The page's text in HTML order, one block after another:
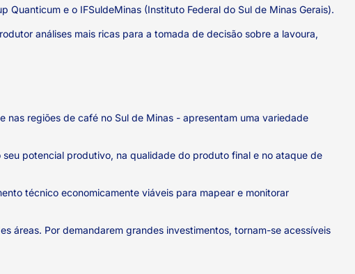
e o IFSuldeMinas (Instituto Federal do Sul de Minas Gerais).
análises mais ricas para a tomada de decisão sobre a lavoura,
regiões de café no Sul de Minas - apresentam uma variedade
potencial produtivo, na qualidade do produto final e no ataque de
técnico economicamente viáveis para mapear e monitorar
áreas. Por demandarem grandes investimentos, tornam-se acessíveis